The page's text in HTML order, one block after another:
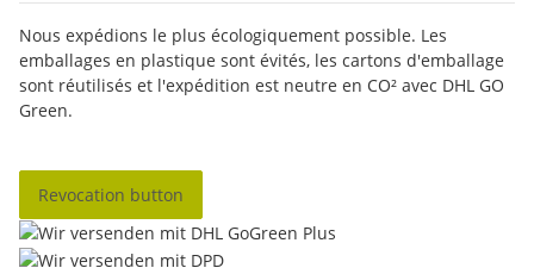
Nous expédions le plus écologiquement possible. Les
emballages en plastique sont évités, les cartons d'emballage
sont réutilisés et l'expédition est neutre en CO² avec DHL GO
Green.
Revocation button